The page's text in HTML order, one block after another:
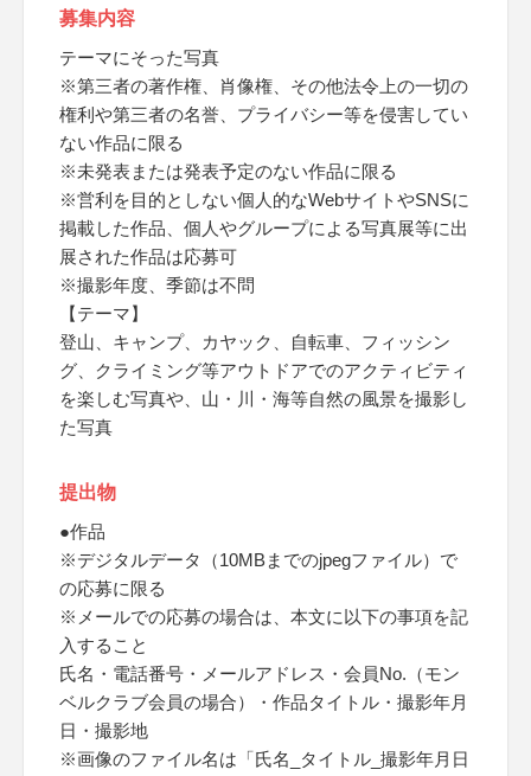
募集内容
テーマにそった写真
※第三者の著作権、肖像権、その他法令上の一切の
権利や第三者の名誉、プライバシー等を侵害してい
ない作品に限る
※未発表または発表予定のない作品に限る
※営利を目的としない個人的なWebサイトやSNSに
掲載した作品、個人やグループによる写真展等に出
展された作品は応募可
※撮影年度、季節は不問
【テーマ】
登山、キャンプ、カヤック、自転車、フィッシン
グ、クライミング等アウトドアでのアクティビティ
を楽しむ写真や、山・川・海等自然の風景を撮影し
た写真
提出物
●作品
※デジタルデータ（10MBまでのjpegファイル）で
の応募に限る
※メールでの応募の場合は、本文に以下の事項を記
入すること
氏名・電話番号・メールアドレス・会員No.（モン
ベルクラブ会員の場合）・作品タイトル・撮影年月
日・撮影地
※画像のファイル名は「氏名_タイトル_撮影年月日